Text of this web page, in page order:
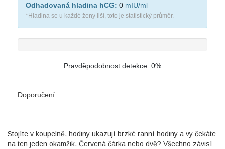
Odhadovaná hladina hCG: 0 mIU/ml
*Hladina se u každé ženy liší, toto je statistický průměr.
Pravděpodobnost detekce: 0%
Doporučení:
Stojíte v koupelně, hodiny ukazují brzké ranní hodiny a vy čekáte
na ten jeden okamžik. Červená čárka nebo dvě? Všechno závisí